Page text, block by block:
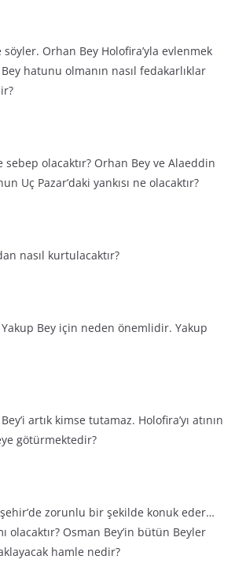
Orhan Bey Holofira’yla evlenmek
hatunu olmanın nasıl fedakarlıklar
sebep olacaktır? Orhan Bey ve Alaeddin
Uç Pazar’daki yankısı ne olacaktır?
nasıl kurtulacaktır?
Yakup Bey için neden önemlidir. Yakup
artık kimse tutamaz. Holofira’yı atının
götürmektedir?
zorunlu bir şekilde konuk eder…
olacaktır? Osman Bey’in bütün Beyler
hamle nedir?